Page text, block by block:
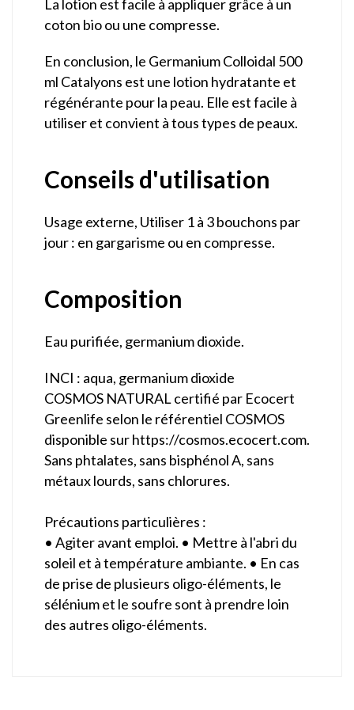
La lotion est facile à appliquer grâce à un
coton bio ou une compresse.
En conclusion, le Germanium Colloidal 500
ml Catalyons est une lotion hydratante et
régénérante pour la peau. Elle est facile à
utiliser et convient à tous types de peaux.
Conseils d'utilisation
Usage externe, Utiliser 1 à 3 bouchons par
jour : en gargarisme ou en compresse.
Composition
Eau purifiée, germanium dioxide.
INCI : aqua, germanium dioxide
COSMOS NATURAL certifié par Ecocert
Greenlife selon le référentiel COSMOS
disponible sur https://cosmos.ecocert.com.
Sans phtalates, sans bisphénol A, sans
métaux lourds, sans chlorures.
Précautions particulières :
• Agiter avant emploi. • Mettre à l'abri du
soleil et à température ambiante. • En cas
de prise de plusieurs oligo-éléments, le
sélénium et le soufre sont à prendre loin
des autres oligo-éléments.